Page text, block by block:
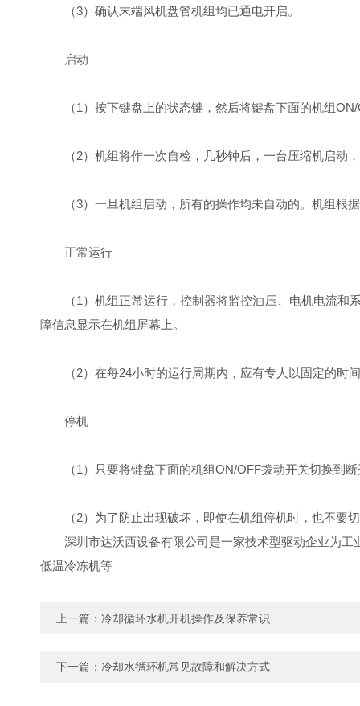
（3）确认末端风机盘管机组均已通电开启。
启动
（1）按下键盘上的状态键，然后将键盘下面的机组
（2）机组将作一次自检，几秒钟后，一台压缩机启动
（3）一旦机组启动，所有的操作均未自动的。机组根
正常运行
（1）机组正常运行，控制器将监控油压、电机电流
障信息显示在机组屏幕上。
（2）在每24小时的运行周期内，应有专人以固定的时
停机
（1）只要将键盘下面的机组ON/OFF拨动开关切换到
（2）为了防止出现破坏，即使在机组停机时，也不要
深圳市达沃西设备有限公司是一家技术型驱动企业为
低温冷冻机等
上一篇： 冷却循环水机开机操作及保养常识
下一篇： 冷却水循环机常见故障和解决方式